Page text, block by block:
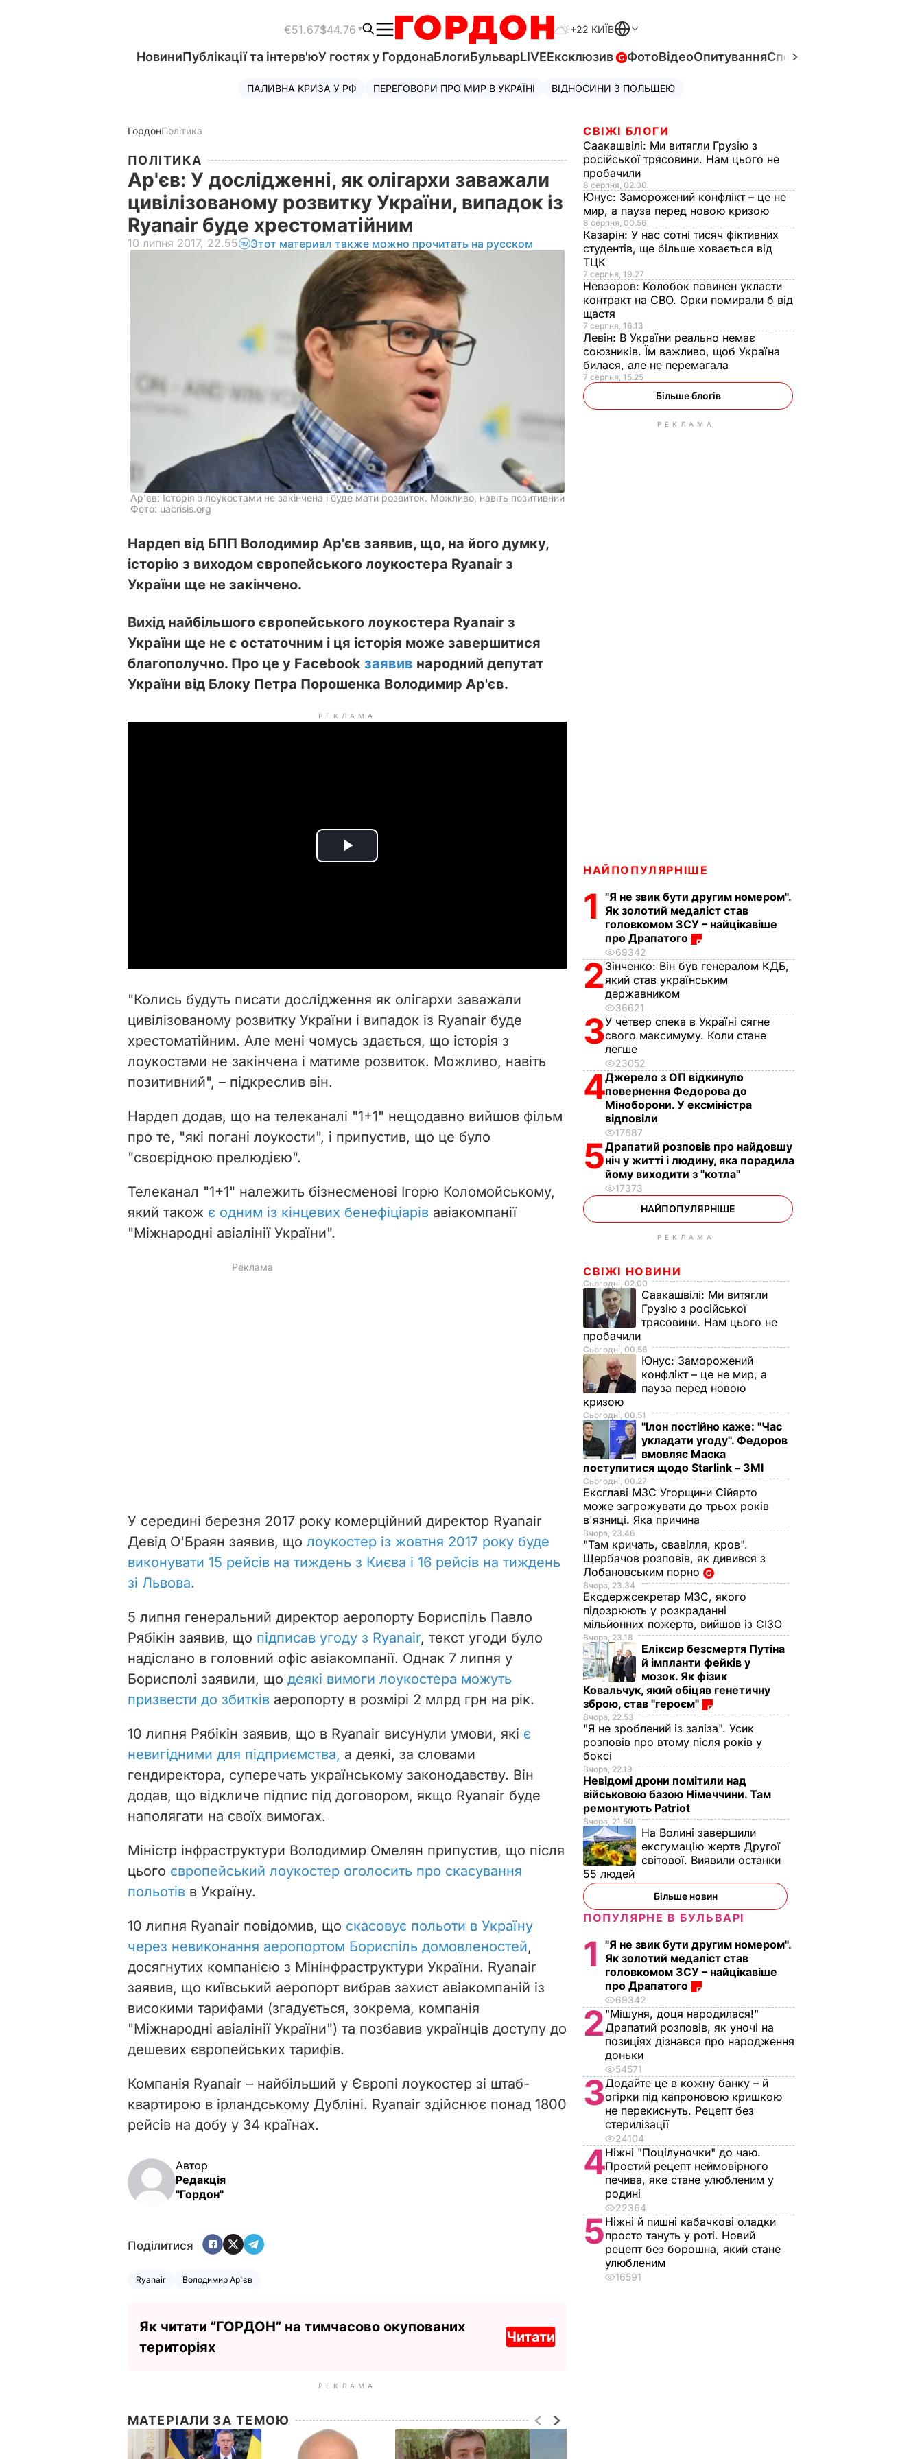
€51.67$44.76 +22 КИЇВ
НовиниПублікації та інтерв'юУ гостях у ГордонаБлогиБульварLIVEЕксклюзив ФотоВідеоОпитуванняСпецпроєкти
ПАЛИВНА КРИЗА У РФ ПЕРЕГОВОРИ ПРО МИР В УКРАЇНІ ВІДНОСИНИ З ПОЛЬЩЕЮ
ГордонПолітика
ПОЛІТИКА
Ар'єв: У дослідженні, як олігархи заважали
цивілізованому розвитку України, випадок із
Ryanair буде хрестоматійним
10 липня 2017, 22.55 Этот материал также можно прочитать на русском
Ар'єв: Історія з лоукостами не закінчена і буде мати розвиток. Можливо, навіть позитивний
Фото: uacrisis.org
Нардеп від БПП Володимир Ар'єв заявив, що, на його думку,
історію з виходом європейського лоукостера Ryanair з
України ще не закінчено.
Вихід найбільшого європейського лоукостера Ryanair з
України ще не є остаточним і ця історія може завершитися
благополучно. Про це у Facebook заявив народний депутат
України від Блоку Петра Порошенка Володимир Ар'єв.
РЕКЛАМА
P
i
d
o
"Колись будуть писати дослідження як олігархи заважали
цивілізованому розвитку України і випадок із Ryanair буде
хрестоматійним. Але мені чомусь здається, що історія з
лоукостами не закінчена і матиме розвиток. Можливо, навіть
позитивний", – підкреслив він.
Нардеп додав, що на телеканалі "1+1" нещодавно вийшов фільм
про те, "які погані лоукости", і припустив, що це було
"своєрідною прелюдією".
Телеканал "1+1" належить бізнесменові Ігорю Коломойському,
який також є одним із кінцевих бенефіціарів авіакомпанії
"Міжнародні авіалінії України".
У середині березня 2017 року комерційний директор Ryanair
Девід О'Браян заявив, що лоукостер із жовтня 2017 року буде
виконувати 15 рейсів на тиждень з Києва і 16 рейсів на тиждень
зі Львова.
5 липня генеральний директор аеропорту Бориспіль Павло
Рябікін заявив, що підписав угоду з Ryanair, текст угоди було
надіслано в головний офіс авіакомпанії. Однак 7 липня у
Борисполі заявили, що деякі вимоги лоукостера можуть
призвести до збитків аеропорту в розмірі 2 млрд грн на рік.
10 липня Рябікін заявив, що в Ryanair висунули умови, які є
невигідними для підприємства, а деякі, за словами
гендиректора, суперечать українському законодавству. Він
додав, що відкличе підпис під договором, якщо Ryanair буде
наполягати на своїх вимогах.
Міністр інфраструктури Володимир Омелян припустив, що після
цього європейський лоукостер оголосить про скасування
польотів в Україну.
10 липня Ryanair повідомив, що скасовує польоти в Україну
через невиконання аеропортом Бориспіль домовленостей,
досягнутих компанією з Мінінфраструктури України. Ryanair
заявив, що київський аеропорт вибрав захист авіакомпаній із
високими тарифами (згадується, зокрема, компанія
"Міжнародні авіалінії України") та позбавив українців доступу до
дешевих європейських тарифів.
Компанія Ryanair – найбільший у Європі лоукостер зі штаб-
квартирою в ірландському Дубліні. Ryanair здійснює понад 1800
рейсів на добу у 34 країнах.
Автор
Редакція
"Гордон"
Поділитися
Ryanair Володимир Ар'єв
Як читати ”ГОРДОН” на тимчасово окупованих
територіях
Читати
РЕКЛАМА
МАТЕРІАЛИ ЗА ТЕМОЮ
СВІЖІ БЛОГИ
Саакашвілі: Ми витягли Грузію з
російської трясовини. Нам цього не
пробачили
8 серпня, 02.00
Юнус: Заморожений конфлікт – це не
мир, а пауза перед новою кризою
8 серпня, 00.56
Казарін: У нас сотні тисяч фіктивних
студентів, ще більше ховається від
ТЦК
7 серпня, 19.27
Невзоров: Колобок повинен укласти
контракт на СВО. Орки помирали б від
щастя
7 серпня, 16.13
Левін: В України реально немає
союзників. Їм важливо, щоб Україна
билася, але не перемагала
7 серпня, 15.25
Більше блогів
РЕКЛАМА
НАЙПОПУЛЯРНІШЕ
1
"Я не звик бути другим номером".
Як золотий медаліст став
головкомом ЗСУ – найцікавіше
про Драпатого
69342
2 Зінченко: Він був генералом КДБ,
який став українським
державником
36621
3У четвер спека в Україні сягне
свого максимуму. Коли стане
легше
23052
4Джерело з ОП відкинуло
повернення Федорова до
Міноборони. У ексміністра
відповіли
17687
5Драпатий розповів про найдовшу
ніч у житті і людину, яка порадила
йому виходити з "котла"
17373
НАЙПОПУЛЯРНІШЕ
РЕКЛАМА
СВІЖІ НОВИНИ
Сьогодні, 02.00
Саакашвілі: Ми витягли
Грузію з російської
трясовини. Нам цього не
пробачили
Сьогодні, 00.56
Юнус: Заморожений
конфлікт – це не мир, а
пауза перед новою
кризою
Сьогодні, 00.51
"Ілон постійно каже: "Час
укладати угоду". Федоров
вмовляє Маска
поступитися щодо Starlink – ЗМІ
Сьогодні, 00.27
Ексглаві МЗС Угорщини Сійярто
може загрожувати до трьох років
в'язниці. Яка причина
Вчора, 23.46
"Там кричать, свавілля, кров".
Щербачов розповів, як дивився з
Лобановським порно
Вчора, 23.34
Ексдержсекретар МЗС, якого
підозрюють у розкраданні
мільйонних пожертв, вийшов із СІЗО
Вчора, 23.18
Еліксир безсмертя Путіна
й імпланти фейків у
мозок. Як фізик
Ковальчук, який обіцяв генетичну
зброю, став "героєм"
Вчора, 22.53
"Я не зроблений із заліза". Усик
розповів про втому після років у
боксі
Вчора, 22.19
Невідомі дрони помітили над
військовою базою Німеччини. Там
ремонтують Patriot
Вчора, 21.50
На Волині завершили
ексгумацію жертв Другої
світової. Виявили останки
55 людей
Більше новин
ПОПУЛЯРНЕ В БУЛЬВАРІ
1
"Я не звик бути другим номером".
Як золотий медаліст став
головкомом ЗСУ – найцікавіше
про Драпатого
69342
2 "Мішуня, доця народилася!"
Драпатий розповів, як уночі на
позиціях дізнався про народження
доньки
54571
3Додайте це в кожну банку – й
огірки під капроновою кришкою
не перекиснуть. Рецепт без
стерилізації
24104
4Ніжні "Поцілуночки" до чаю.
Простий рецепт неймовірного
печива, яке стане улюбленим у
родині
22364
5Ніжні й пишні кабачкові оладки
просто тануть у роті. Новий
рецепт без борошна, який стане
улюбленим
16591